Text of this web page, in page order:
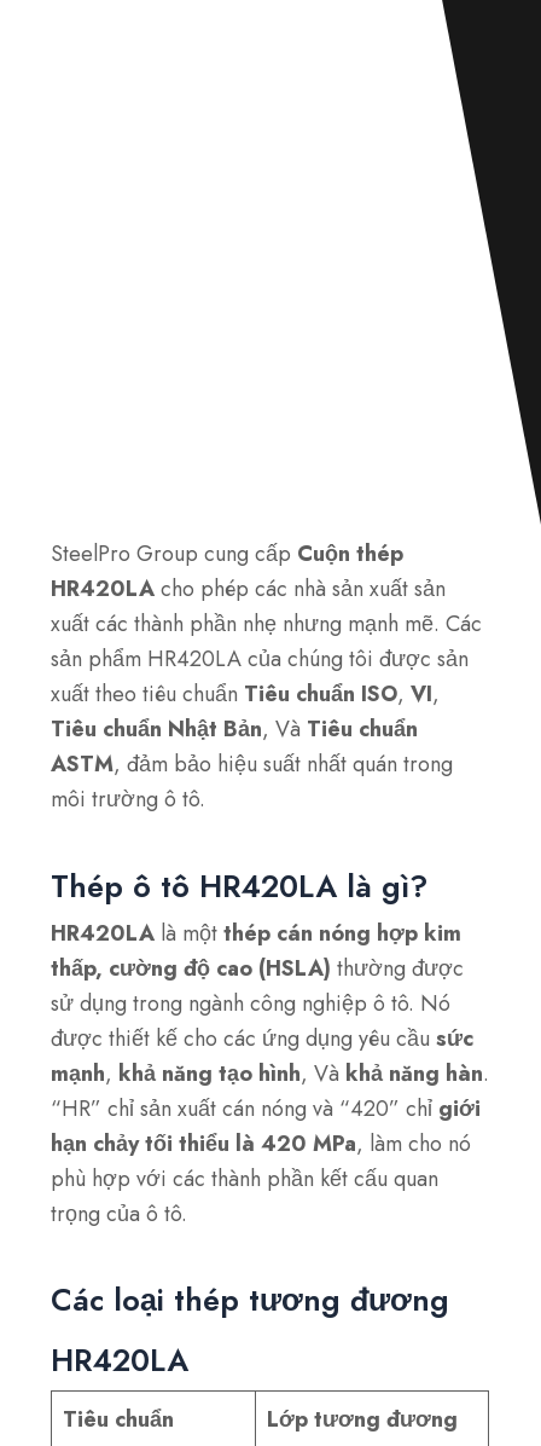
SteelPro Group cung cấp Cuộn thép
HR420LAcho phép các nhà sản xuất sản
xuất các thành phần nhẹ nhưng mạnh mẽ. Các
sản phẩm HR420LA của chúng tôi được sản
xuất theo tiêu chuẩn Tiêu chuẩn ISO,VI,
Tiêu chuẩn Nhật Bản, Và Tiêu chuẩn
ASTM, đảm bảo hiệu suất nhất quán trong
môi trường ô tô.
Thép ô tô HR420LA là gì?
HR420LA là mộtthép cán nóng hợp kim
thấp, cường độ cao (HSLA) thường được
sử dụng trong ngành công nghiệp ô tô. Nó
được thiết kế cho các ứng dụng yêu cầusức
mạnh, khả năng tạo hình, Và khả năng hàn.
“HR” chỉ sản xuất cán nóng và “420” chỉ giới
hạn chảy tối thiểu là 420 MPa, làm cho nó
phù hợp với các thành phần kết cấu quan
trọng của ô tô.
Các loại thép tương đương
HR420LA
Tiêu chuẩn
Lớp tương đương